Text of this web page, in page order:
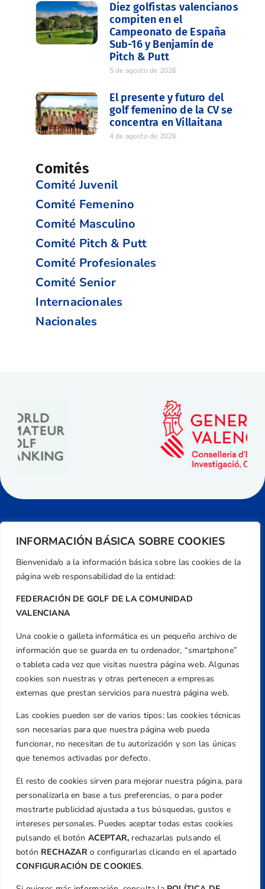
INFORMACIÓN BÁSICA SOBRE COOKIES
Bienvenida/o a la información básica sobre las cookies de la
página web responsabilidad de la entidad:
FEDERACIÓN DE GOLF DE LA COMUNIDAD
VALENCIANA
Una cookie o galleta informática es un pequeño archivo de
información que se guarda en tu ordenador, “smartphone”
o tableta cada vez que visitas nuestra página web. Algunas
cookies son nuestras y otras pertenecen a empresas
externas que prestan servicios para nuestra página web.
Las cookies pueden ser de varios tipos: las cookies técnicas
son necesarias para que nuestra página web pueda
funcionar, no necesitan de tu autorización y son las únicas
que tenemos activadas por defecto.
El resto de cookies sirven para mejorar nuestra página, para
personalizarla en base a tus preferencias, o para poder
mostrarte publicidad ajustada a tus búsquedas, gustos e
intereses personales. Puedes aceptar todas estas cookies
pulsando el botón ACEPTAR, rechazarlas pulsando el
botón RECHAZARo configurarlas clicando en el apartado
CONFIGURACIÓN DE COOKIES.
Diez golfistas valencianos
compiten en el
Campeonato de España
Sub-16 y Benjamín de
Pitch & Putt
5 de agosto de 2026
El presente y futuro del
golf femenino de la CV se
concentra en Villaitana
4 de agosto de 2026
Comités
Comité Juvenil
Comité Femenino
Comité Masculino
Comité Pitch & Putt
Comité Profesionales
Comité Senior
Internacionales
Nacionales
Dirección
Centre de L´Esport, Carrer d'Isaac Peral i
Caballero, Nº 5, Despachos 2 y 3, 46980,
Valencia
Teléfono
+34 961 367 799
Email
federacion@golfcv.com
Aviso Legal
Política de Privacidad
Transparencia
Normativa
Federación